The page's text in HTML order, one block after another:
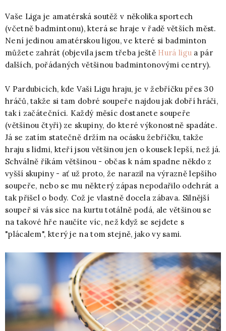
Vaše Liga je amatérská soutěž v několika sportech
(včetně badmintonu), která se hraje v řadě větších měst.
Není jedinou amatérskou ligou, ve které si badminton
můžete zahrát (objevila jsem třeba ještě Hurá ligu a pár
dalších, pořádaných většinou badmintonovými centry).
V Pardubicích, kde Vaši Ligu hraju, je v žebříčku přes 30
hráčů, takže si tam dobré soupeře najdou jak dobří hráči,
tak i začátečníci. Každý měsíc dostanete soupeře
(většinou čtyři) ze skupiny, do které výkonostně spadáte.
Já se zatím statečně držím na ocásku žebříčku, takže
hraju s lidmi, kteří jsou většinou jen o kousek lepší, než já.
Schválně říkám většinou - občas k nám spadne někdo z
vyšší skupiny - ať už proto, že narazil na výrazně lepšího
soupeře, nebo se mu některý zápas nepodařilo odehrát a
tak přišel o body. Což je vlastně docela zábava. Silnější
soupeř si vás sice na kurtu totálně podá, ale většinou se
na takové hře naučíte víc, než když se sejdete s
"plácalem", který je na tom stejně, jako vy sami.